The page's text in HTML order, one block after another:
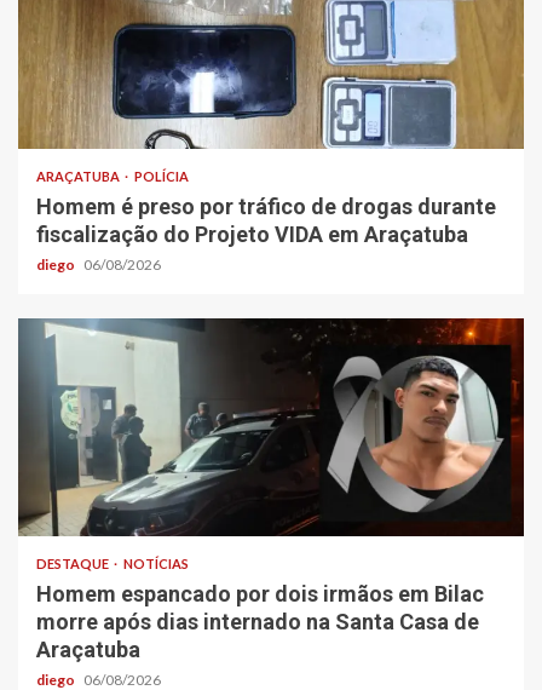
ARAÇATUBA POLÍCIA
Homem é preso por tráfico de drogas durante
fiscalização do Projeto VIDA em Araçatuba
diego 06/08/2026
DESTAQUE NOTÍCIAS
Homem espancado por dois irmãos em Bilac
morre após dias internado na Santa Casa de
Araçatuba
diego 06/08/2026